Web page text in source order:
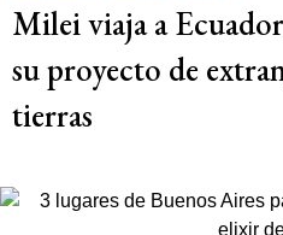
Milei viaja a
su proyecto de
tierras